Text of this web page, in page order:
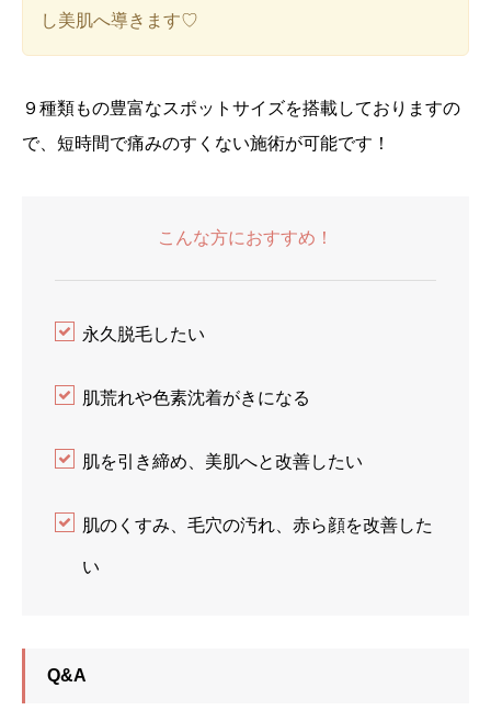
し美肌へ導きます♡
９種類もの豊富なスポットサイズを搭載しておりますの
で、短時間で痛みのすくない施術が可能です！
こんな方におすすめ！
永久脱毛したい
肌荒れや色素沈着がきになる
肌を引き締め、美肌へと改善したい
肌のくすみ、毛穴の汚れ、赤ら顔を改善した
い
Q&A